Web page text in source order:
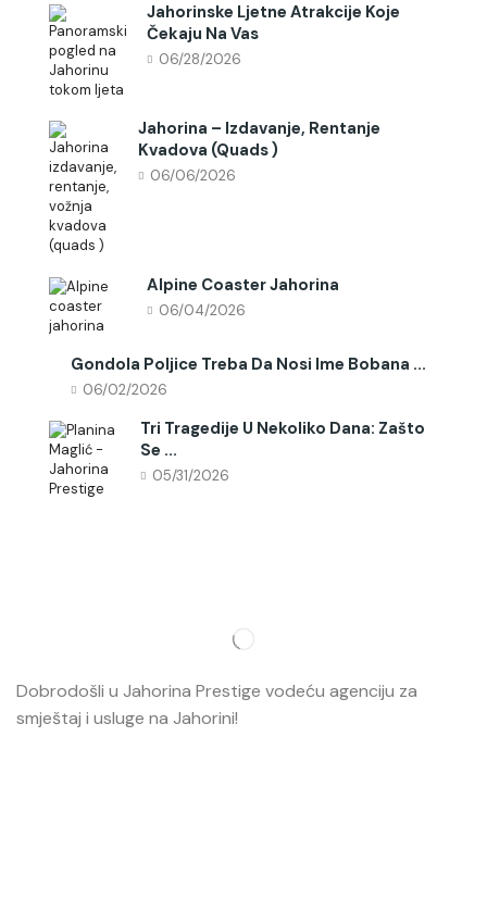
Jahorinske Ljetne Atrakcije Koje
Čekaju Na Vas
06/28/2026
Jahorina – Izdavanje, Rentanje
Kvadova (quads )
06/06/2026
Alpine Coaster Jahorina
06/04/2026
Gondola Poljice Treba Da Nosi Ime Bobana ...
06/02/2026
Tri Tragedije U Nekoliko Dana: Zašto
Se ...
05/31/2026
Dobrodošli u Jahorina Prestige vodeću agenciju za
smještaj i usluge na Jahorini!